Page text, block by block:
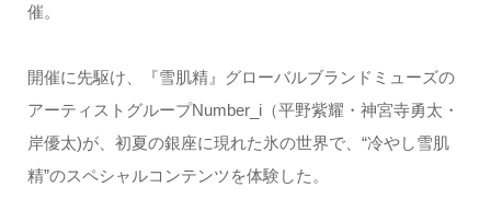
催。
開催に先駆け、『雪肌精』グローバルブランドミューズの
アーティストグループNumber_i（平野紫耀・神宮寺勇太・
岸優太)が、初夏の銀座に現れた氷の世界で、“冷やし雪肌
精”のスペシャルコンテンツを体験した。